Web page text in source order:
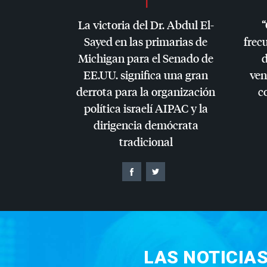
La victoria del Dr. Abdul El-
Sayed en las primarias de
Michigan para el Senado de
EE.UU. significa una gran
derrota para la organización
política israelíAIPACy la
dirigencia demócrata
tradicional
LAS